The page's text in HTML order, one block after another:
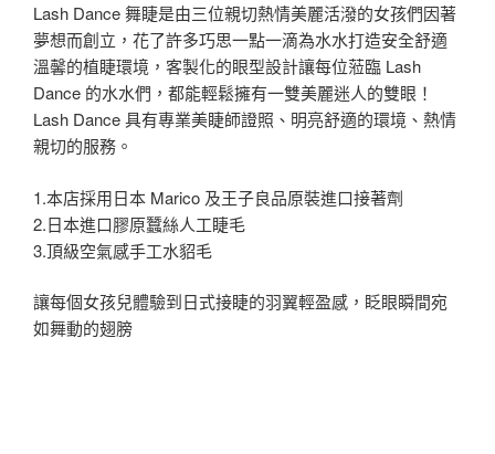
Lash Dance 舞睫是由三位親切熱情美麗活潑的女孩們因著
夢想而創立，花了許多巧思一點一滴為水水打造安全舒適
溫馨的植睫環境，客製化的眼型設計讓每位蒞臨 Lash
Dance 的水水們，都能輕鬆擁有一雙美麗迷人的雙眼！
Lash Dance 具有專業美睫師證照、明亮舒適的環境、熱情
親切的服務。
1.本店採用日本 Marico 及王子良品原裝進口接著劑
2.日本進口膠原蠶絲人工睫毛
3.頂級空氣感手工水貂毛
讓每個女孩兒體驗到日式接睫的羽翼輕盈感，眨眼瞬間宛
如舞動的翅膀